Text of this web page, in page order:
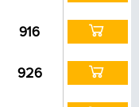
916
926